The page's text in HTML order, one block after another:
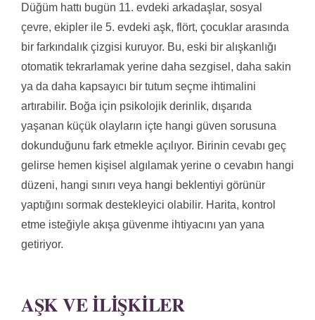
Düğüm hattı bugün 11. evdeki arkadaşlar, sosyal
çevre, ekipler ile 5. evdeki aşk, flört, çocuklar arasında
bir farkındalık çizgisi kuruyor. Bu, eski bir alışkanlığı
otomatik tekrarlamak yerine daha sezgisel, daha sakin
ya da daha kapsayıcı bir tutum seçme ihtimalini
artırabilir. Boğa için psikolojik derinlik, dışarıda
yaşanan küçük olayların içte hangi güven sorusuna
dokunduğunu fark etmekle açılıyor. Birinin cevabı geç
gelirse hemen kişisel algılamak yerine o cevabın hangi
düzeni, hangi sınırı veya hangi beklentiyi görünür
yaptığını sormak destekleyici olabilir. Harita, kontrol
etme isteğiyle akışa güvenme ihtiyacını yan yana
getiriyor.
AŞK VE İLIŞKILER